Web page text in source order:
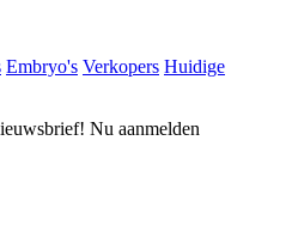
Embryo's Verkopers Huidige
Nu aanmelden